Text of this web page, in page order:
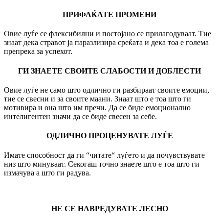
ПРИФАЌАТЕ ПРОМЕНИ
Овие луѓе се флексибилни и постојано се прилагодуваат. Тие
знаат дека стравот ја паразлизира среќата и дека тоа е голема
препрека за успехот.
ГИ ЗНАЕТЕ СВОИТЕ СЛАБОСТИ И ДОБЛЕСТИ
Овие луѓе не само што одлично ги разбираат своите емоции,
тие се свесни и за своите маани. Знаат што е тоа што ги
мотивира и она што им пречи. Да се биде емоционално
интелигентен значи да се биде свесен за себе.
ОДЛИЧНО ПРОЦЕНУВАТЕ ЛУЃЕ
Имате способност да ги “читате“ луѓето и да почувствувате
низ што минуваат. Секогаш точно знаете што е тоа што ги
измачува а што ги радува.
НЕ СЕ НАВРЕДУВАТЕ ЛЕСНО